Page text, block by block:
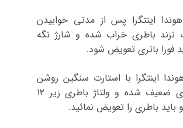
اینتگرا پس از مدتی خوابیدن
نزند باطری خراب شده و شارژ نگه
فورا باتری تعویض شود.
اینتگرا با استارت سنگین روشن
میشود باطری ضعیف شده و ولتاژ باطری زیر ۱۲
باطری را تعویض نمائید.